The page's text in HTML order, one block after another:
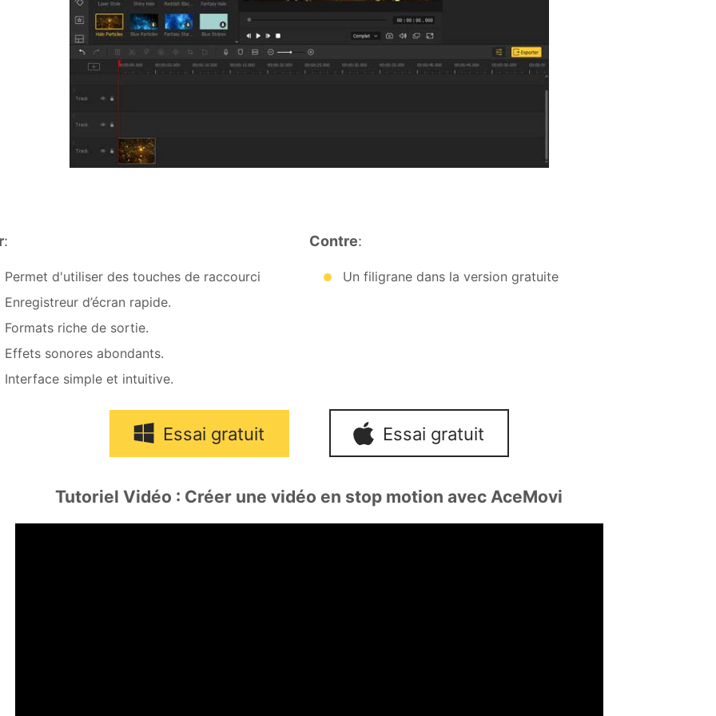
:
Permet d'utiliser des touches de raccourci
Enregistreur d’écran rapide.
Formats riche de sortie.
Effets sonores abondants.
Interface simple et intuitive.
Contre:
Un filigrane dans la version gratuite
Essai gratuit Essai gratuit
Tutoriel Vidéo : Créer une vidéo en stop motion avec AceMovi